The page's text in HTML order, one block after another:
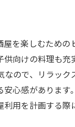
を楽しむための
向けの料理も充
ので、リラック
心感があります
用を計画する際